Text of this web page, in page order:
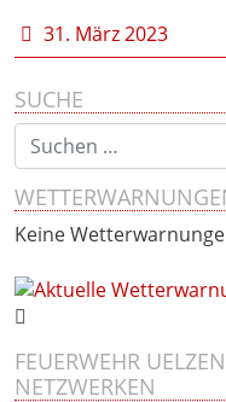
31. März 2023
SUCHE
Suchen nach:
Keine
FEUERWEHR
NETZWERKEN